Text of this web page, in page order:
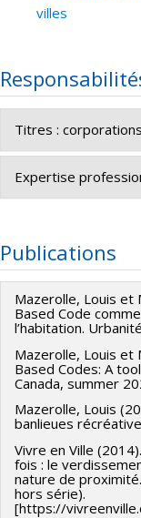
villes
Titres :
Atelier Urbain
Expertise
Publications
Mazerolle, Louis et
Based Code
l’habitation.
Mazerolle, Louis et
Based Codes: A
Canada, summer
Mazerolle, Louis
banlieues
Vivre en Ville
fois : le
nature de
hors série).
[https://